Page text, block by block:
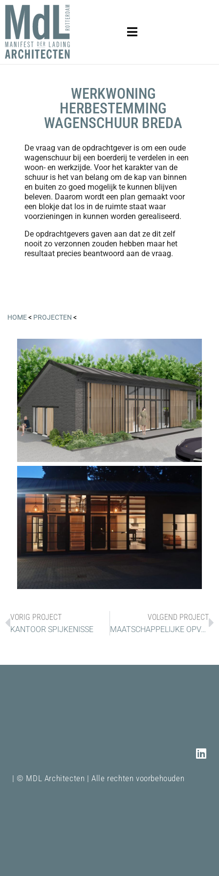
WERKWONING
HERBESTEMMING
WAGENSCHUUR BREDA
De vraag van de opdrachtgever is om een oude
wagenschuur bij een boerderij te verdelen in een
woon- en werkzijde. Voor het karakter van de
schuur is het van belang om de kap van binnen
en buiten zo goed mogelijk te kunnen blijven
beleven. Daarom wordt een plan gemaakt voor
een blokje dat los in de ruimte staat waar
voorzieningen in kunnen worden gerealiseerd.
De opdrachtgevers gaven aan dat ze dit zelf
nooit zo verzonnen zouden hebben maar het
resultaat precies beantwoord aan de vraag.
HOME< PROJECTEN <
VORIG PROJECT
KANTOOR SPIJKENISSE
VOLGEND PROJECT
MAATSCHAPPELIJKE OPVANG ROTTERDAM
| © MDL Architecten | Alle rechten voorbehouden